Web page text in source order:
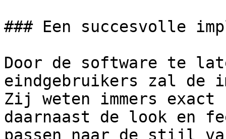
### Een succesvolle
Door de software te
eindgebruikers zal
Zij weten immers exact
daarnaast de look en
passen naar de stijl